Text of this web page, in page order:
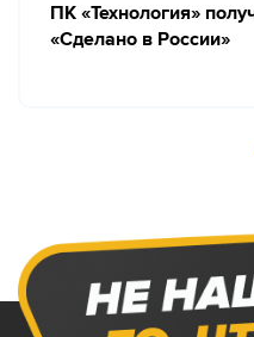
ПК «Технология»
«Сделано в России»